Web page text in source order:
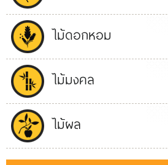
ไม้ดอกหอม
ไม้มงคล
ไม้ผล